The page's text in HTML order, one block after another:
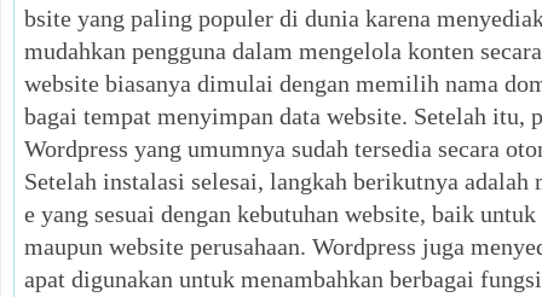
bsite yang paling populer di dunia karena
mudahkan pengguna dalam mengelola konten
website biasanya dimulai dengan memilih nama
bagai tempat menyimpan data website. Setelah itu,
Wordpress yang umumnya sudah tersedia secara
Setelah instalasi selesai, langkah berikutnya
e yang sesuai dengan kebutuhan website, baik
maupun website perusahaan. Wordpress juga
apat digunakan untuk menambahkan berbagai